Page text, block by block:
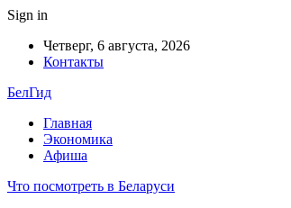
Sign in
Четверг, 6 августа, 2026
Контакты
БелГид
Главная
Экономика
Афиша
Что посмотреть в Беларуси